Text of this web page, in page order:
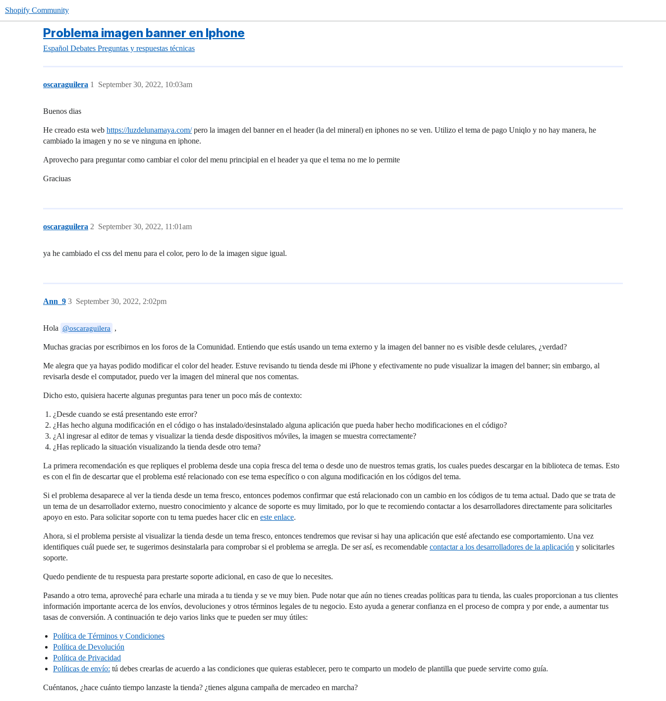
Shopify Community
Problema imagen banner en Iphone
Español Debates Preguntas y respuestas técnicas
oscaraguilera September 30, 2022, 10:03am
1
Buenos dias
He creado esta web https://luzdelunamaya.com/pero la imagen del banner en el header (la del mineral) en iphones no se ven. Utilizo el tema de pago Uniqlo y no hay manera, he
cambiado la imagen y no se ve ninguna en iphone.
Aprovecho para preguntar como cambiar el color del menu principial en el header ya que el tema no me lo permite
Graciuas
oscaraguilera September 30, 2022, 11:01am
2
ya he cambiado el css del menu para el color, pero lo de la imagen sigue igual.
Ann_9 September 30, 2022, 2:02pm
3
Hola @oscaraguilera ,
Muchas gracias por escribirnos en los foros de la Comunidad. Entiendo que estás usando un tema externo y la imagen del banner no es visible desde celulares, ¿verdad?
Me alegra que ya hayas podido modificar el color del header. Estuve revisando tu tienda desde mi iPhone y efectivamente no pude visualizar la imagen del banner; sin embargo, al
revisarla desde el computador, puedo ver la imagen del mineral que nos comentas.
Dicho esto, quisiera hacerte algunas preguntas para tener un poco más de contexto:
¿Desde cuando se está presentando este error?
¿Has hecho alguna modificación en el código o has instalado/desinstalado alguna aplicación que pueda haber hecho modificaciones en el código?
¿Al ingresar al editor de temas y visualizar la tienda desde dispositivos móviles, la imagen se muestra correctamente?
¿Has replicado la situación visualizando la tienda desde otro tema?
La primera recomendación es que repliques el problema desde una copia fresca del tema o desde uno de nuestros temas gratis, los cuales puedes descargar en la biblioteca de temas. Esto
es con el fin de descartar que el problema esté relacionado con ese tema específico o con alguna modificación en los códigos del tema.
Si el problema desaparece al ver la tienda desde un tema fresco, entonces podemos confirmar que está relacionado con un cambio en los códigos de tu tema actual. Dado que se trata de
un tema de un desarrollador externo, nuestro conocimiento y alcance de soporte es muy limitado, por lo que te recomiendo contactar a los desarrolladores directamente para solicitarles
apoyo en esto. Para solicitar soporte con tu tema puedes hacer clic en este enlace.
Ahora, si el problema persiste al visualizar la tienda desde un tema fresco, entonces tendremos que revisar si hay una aplicación que esté afectando ese comportamiento. Una vez
identifiques cuál puede ser, te sugerimos desinstalarla para comprobar si el problema se arregla. De ser así, es recomendable contactar a los desarrolladores de la aplicación y solicitarles
soporte.
Quedo pendiente de tu respuesta para prestarte soporte adicional, en caso de que lo necesites.
Pasando a otro tema, aproveché para echarle una mirada a tu tienda y se ve muy bien. Pude notar que aún no tienes creadas políticas para tu tienda, las cuales proporcionan a tus clientes
información importante acerca de los envíos, devoluciones y otros términos legales de tu negocio. Esto ayuda a generar confianza en el proceso de compra y por ende, a aumentar tus
tasas de conversión. A continuación te dejo varios links que te pueden ser muy útiles:
Política de Términos y Condiciones
Política de Devolución
Política de Privacidad
Políticas de envío: tú debes crearlas de acuerdo a las condiciones que quieras establecer, pero te comparto un modelo de plantilla que puede servirte como guía.
Cuéntanos, ¿hace cuánto tiempo lanzaste la tienda? ¿tienes alguna campaña de mercadeo en marcha?